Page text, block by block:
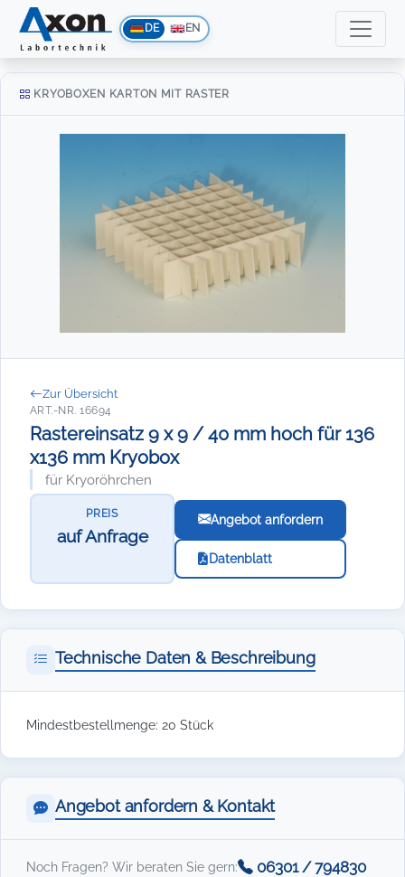
DE EN
KRYOBOXEN KARTON MIT RASTER
Zur Übersicht
ART.-NR. 16694
Rastereinsatz 9 x 9 / 40 mm hoch für 136
x136 mm Kryobox
für Kryoröhrchen
PREIS
auf Anfrage
Angebot anfordern
Datenblatt
Technische Daten & Beschreibung
Mindestbestellmenge: 20 Stück
Angebot anfordern & Kontakt
Noch Fragen? Wir beraten Sie gern: 06301 / 794830